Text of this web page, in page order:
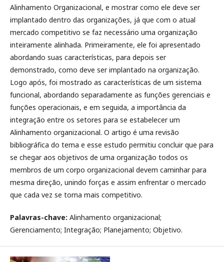
Alinhamento Organizacional, e mostrar como ele deve ser
implantado dentro das organizações, já que com o atual
mercado competitivo se faz necessário uma organização
inteiramente alinhada. Primeiramente, ele foi apresentado
abordando suas características, para depois ser
demonstrado, como deve ser implantado na organização.
Logo após, foi mostrado as características de um sistema
funcional, abordando separadamente as funções gerenciais e
funções operacionais, e em seguida, a importância da
integração entre os setores para se estabelecer um
Alinhamento organizacional. O artigo é uma revisão
bibliográfica do tema e esse estudo permitiu concluir que para
se chegar aos objetivos de uma organização todos os
membros de um corpo organizacional devem caminhar para
mesma direção, unindo forças e assim enfrentar o mercado
que cada vez se torna mais competitivo.
Palavras-chave: Alinhamento organizacional;
Gerenciamento; Integração; Planejamento; Objetivo.